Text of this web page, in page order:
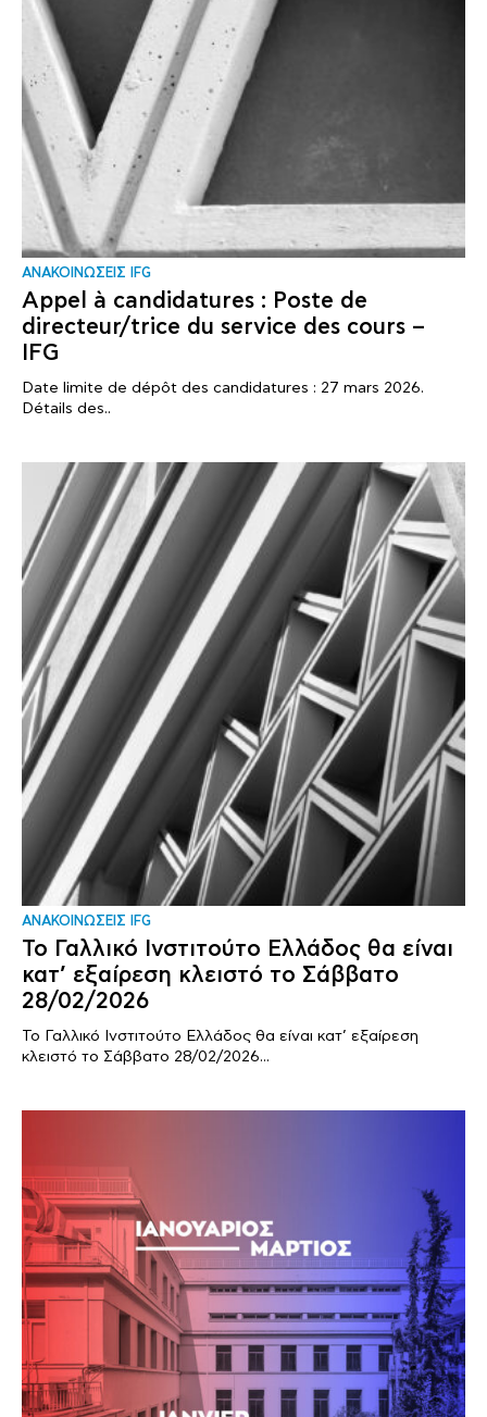
ΑΝΑΚΟΙΝΩΣΕΙΣ IFG
Appel à candidatures : Poste de
directeur/trice du service des cours –
IFG
Date limite de dépôt des candidatures : 27 mars 2026.
Détails des..
ΑΝΑΚΟΙΝΩΣΕΙΣ IFG
Το Γαλλικό Ινστιτούτο Ελλάδος θα είναι
κατ’ εξαίρεση κλειστό το Σάββατο
28/02/2026
Το Γαλλικό Ινστιτούτο Ελλάδος θα είναι κατ’ εξαίρεση
κλειστό το Σάββατο 28/02/2026...